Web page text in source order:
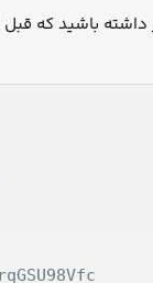
داشته باشید که قبل